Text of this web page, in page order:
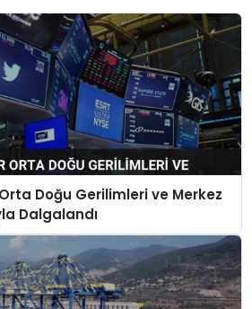
Doğu Gerilimleri ve Merkez
Dalgalandı